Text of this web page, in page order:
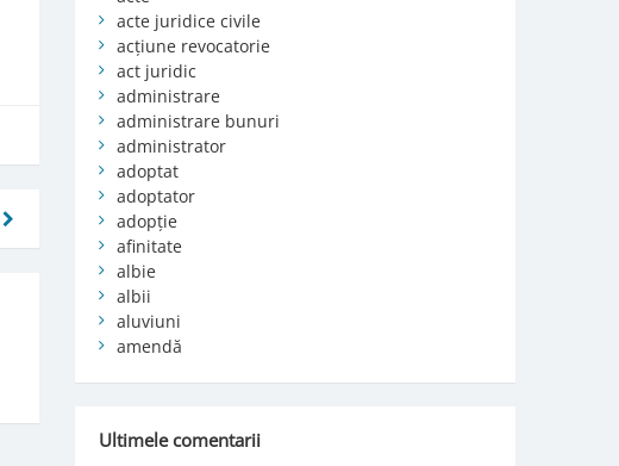
acte juridice civile
acțiune revocatorie
act juridic
administrare
administrare bunuri
administrator
adoptat
adoptator
adopție
afinitate
albie
albii
aluviuni
amendă
Ultimele comentarii